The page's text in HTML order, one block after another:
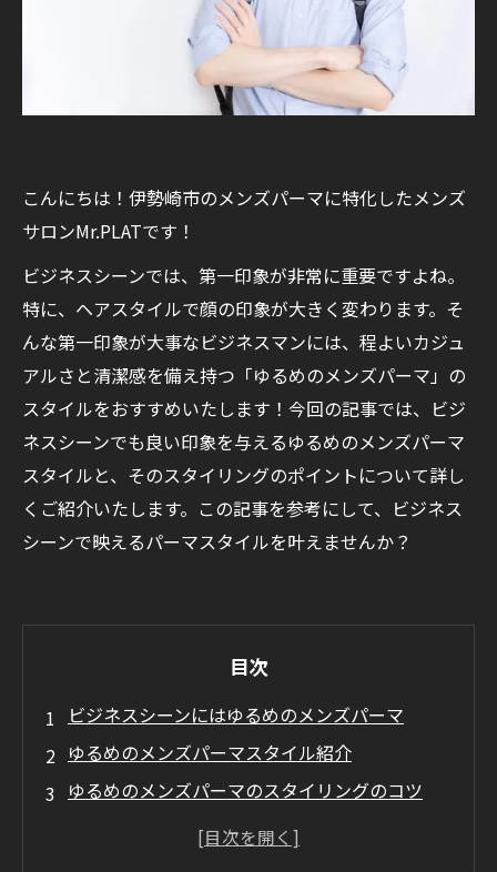
こんにちは！伊勢崎市のメンズパーマに特化したメンズ
サロンMr.PLATです！
ビジネスシーンでは、第一印象が非常に重要ですよね。
特に、ヘアスタイルで顔の印象が大きく変わります。そ
んな第一印象が大事なビジネスマンには、程よいカジュ
アルさと清潔感を備え持つ「ゆるめのメンズパーマ」の
スタイルをおすすめいたします！今回の記事では、ビジ
ネスシーンでも良い印象を与えるゆるめのメンズパーマ
スタイルと、そのスタイリングのポイントについて詳し
くご紹介いたします。この記事を参考にして、ビジネス
シーンで映えるパーマスタイルを叶えませんか？
目次
ビジネスシーンにはゆるめのメンズパーマ
ゆるめのメンズパーマスタイル紹介
ゆるめのメンズパーマのスタイリングのコツ
Mr.PLATで理想のゆるめメンズパーマを叶えま